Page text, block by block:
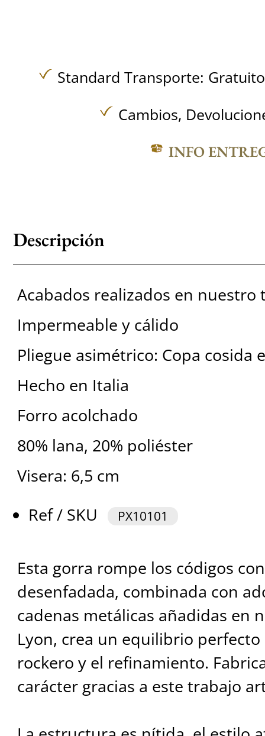
Standard Transporte:
Cambios,
INFO
Descripción
Acabados realizados en nuestro
Impermeable y cálido
Pliegue asimétrico: Copa cosida
Hecho en Italia
Forro acolchado
80% lana, 20% poliéster
Visera: 6,5 cm
Ref / SKU
PX10101
Esta gorra rompe los códigos
desenfadada, combinada con
cadenas metálicas añadidas en
Lyon, crea un equilibrio
rockero y el refinamiento.
carácter gracias a este trabajo